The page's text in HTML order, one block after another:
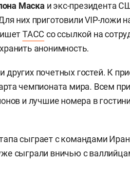
Маска и экс-президента
них приготовили VIP-ложи
ТАСС со ссылкой на
анонимность.
почетных гостей. К
чемпионата мира. Всем
и лучшие номера в
сыграет с командами
сыграли вничью с